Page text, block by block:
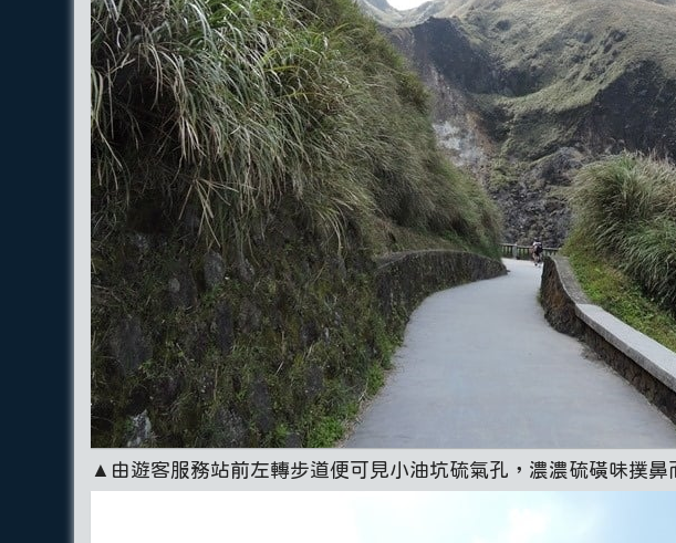
▲由遊客服務站前左轉步道便可見小油坑硫氣孔，濃濃硫磺味撲鼻